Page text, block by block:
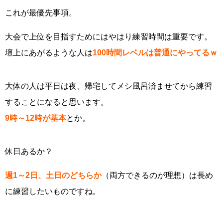
これが最優先事項。
大会で上位を目指すためにはやはり練習時間は重要です。
壇上にあがるような人は100時間レベルは普通にやってるｗ
大体の人は平日は夜、帰宅してメシ風呂済ませてから練習
することになると思います。
9時～12時が基本とか。
休日あるか？
週1～2日、土日のどちらか（両方できるのが理想）は長め
に練習したいものですね。